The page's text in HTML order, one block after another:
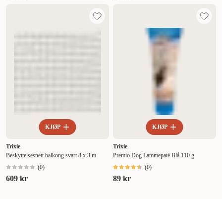
KJØP
Trixie
Beskyttelsesnett balkong svart 8 x 3 m
(0)
609 kr
KJØP
Trixie
Premio Dog Lammepaté Blå 110 g
(0)
89 kr